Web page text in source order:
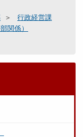
行政経営課
関係）